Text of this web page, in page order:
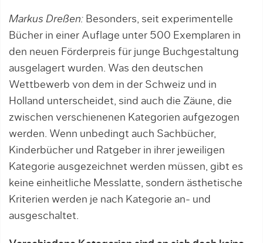
Markus Dreßen: Besonders, seit experimentelle
Bücher in einer Auflage unter 500 Exemplaren in
den neuen Förderpreis für junge Buchgestaltung
ausgelagert wurden. Was den deutschen
Wettbewerb von dem in der Schweiz und in
Holland unterscheidet, sind auch die Zäune, die
zwischen verschienenen Kategorien aufgezogen
werden. Wenn unbedingt auch Sachbücher,
Kinderbücher und Ratgeber in ihrer jeweiligen
Kategorie ausgezeichnet werden müssen, gibt es
keine einheitliche Messlatte, sondern ästhetische
Kriterien werden je nach Kategorie an- und
ausgeschaltet.